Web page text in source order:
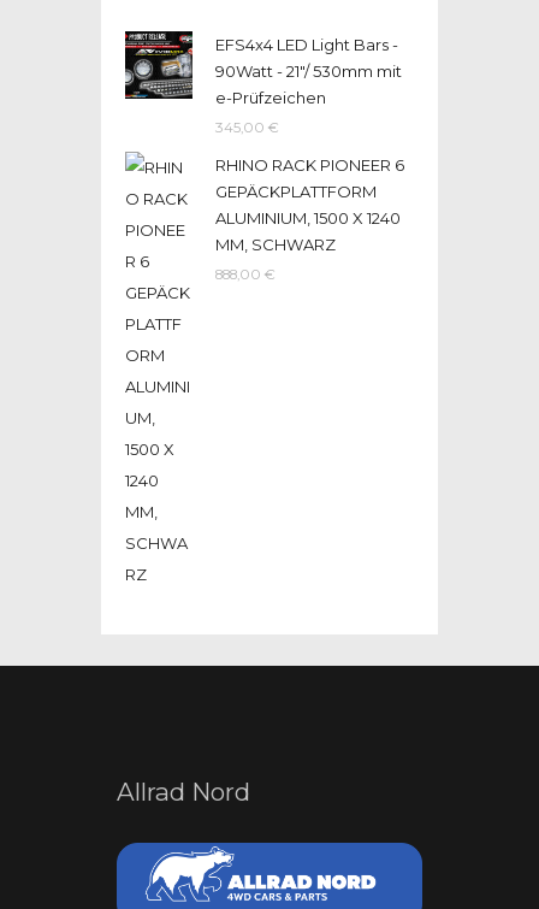
EFS4x4 LED Light Bars -
90Watt - 21"/ 530mm mit
e-Prüfzeichen
345,00€
RHINO RACK PIONEER 6
GEPÄCKPLATTFORM
ALUMINIUM, 1500 X 1240
MM, SCHWARZ
888,00€
Allrad Nord